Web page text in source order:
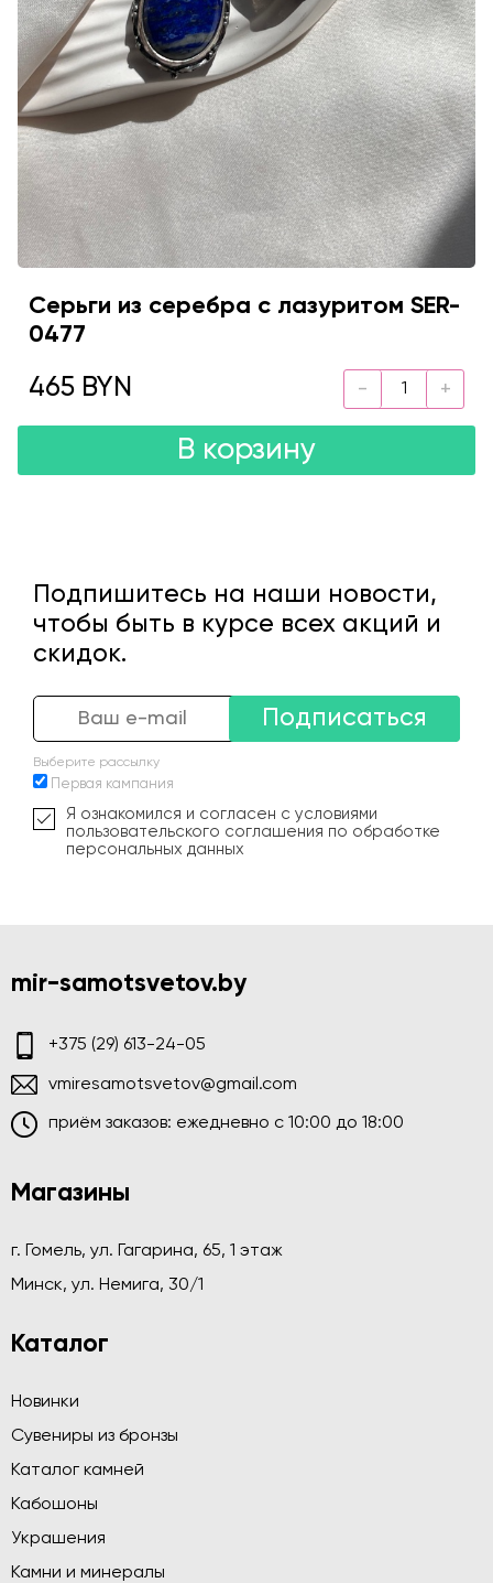
Серьги из серебра с лазуритом SER-
0477
465 BYN
В корзину
Подпишитесь на наши новости,
чтобы быть в курсе всех акций и
скидок.
Подписаться
Выберите рассылку
Первая кампания
Я ознакомился и согласен с условиями
пользовательского соглашения по обработке
персональных данных
mir-samotsvetov.by
+375 (29) 613-24-05
vmiresamotsvetov@gmail.com
приём заказов: ежедневно c 10:00 до 18:00
Магазины
г. Гомель, ул. Гагарина, 65, 1 этаж
Минск, ул. Немига, 30/1
Каталог
Новинки
Сувениры из бронзы
Каталог камней
Кабошоны
Украшения
Камни и минералы